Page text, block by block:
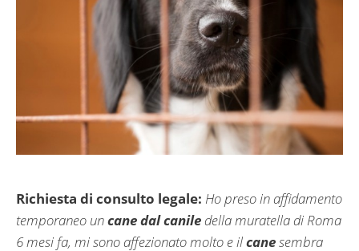
Richiesta di consulto legale: Ho preso in affidamento
temporaneo uncane dal canile della muratella di Roma
6 mesi fa, mi sono affezionato molto e ilcanesembra